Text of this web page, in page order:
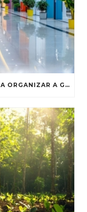
JANEIRO É O MELHOR MÊS PARA ORGANIZAR A GESTÃO DE RESÍDUOS DO SEU SHOPPING